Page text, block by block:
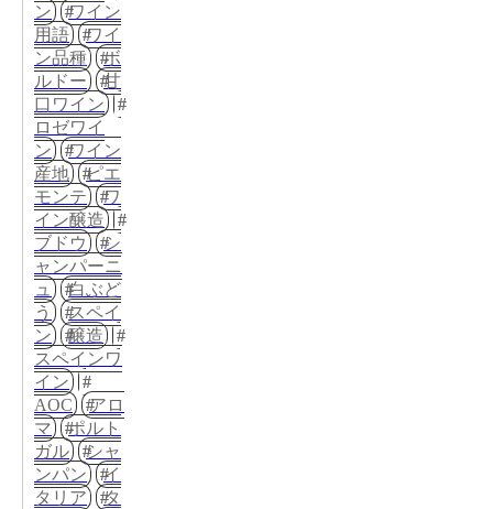
ン
ワイン
用語
ワイ
ン品種
ボ
ルドー
甘
口ワイン
ロゼワイ
ン
ワイン
産地
ピエ
モンテ
ワ
イン醸造
ブドウ
シ
ャンパーニ
ュ
白ぶど
う
スペイ
ン
醸造
スペインワ
イン
AOC
アロ
マ
ポルト
ガル
シャ
ンパン
イ
タリア
タ